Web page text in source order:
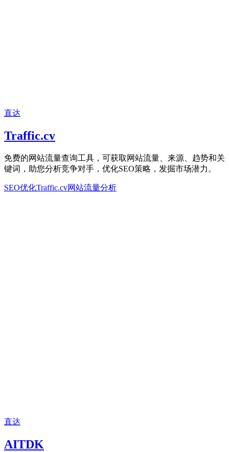
直达
Traffic.cv
免费的网站流量查询工具，可获取网站流量、来源、趋势和关
键词，助您分析竞争对手，优化SEO策略，发掘市场潜力。
SEO优化Traffic.cv网站流量分析
直达
AITDK